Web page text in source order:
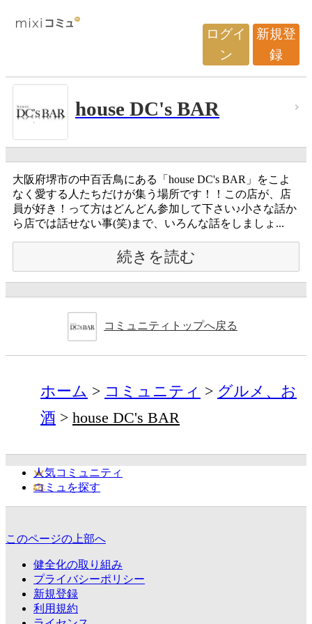
ログイ
ン
新規登
録
house DC's BAR
大阪府堺市の中百舌鳥にある「house DC's BAR」をこよ
なく愛する人たちだけが集う場所です！！この店が、店
員が好き！って方はどんどん参加して下さい♪小さな話か
ら店では話せない事(笑)まで、いろんな話をしましょ...
続きを読む
コミュニティトップへ戻る
ホーム コミュニティ
グルメ、お
酒
house DC's BAR
人気コミュニティ
コミュを探す
このページの上部へ
健全化の取り組み
プライバシーポリシー
新規登録
利用規約